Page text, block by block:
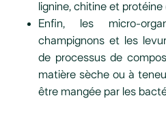
lignine, chitine et protéine
Enfin, les micro-
champignons et les
de processus de
matière sèche ou à
être mangée par les